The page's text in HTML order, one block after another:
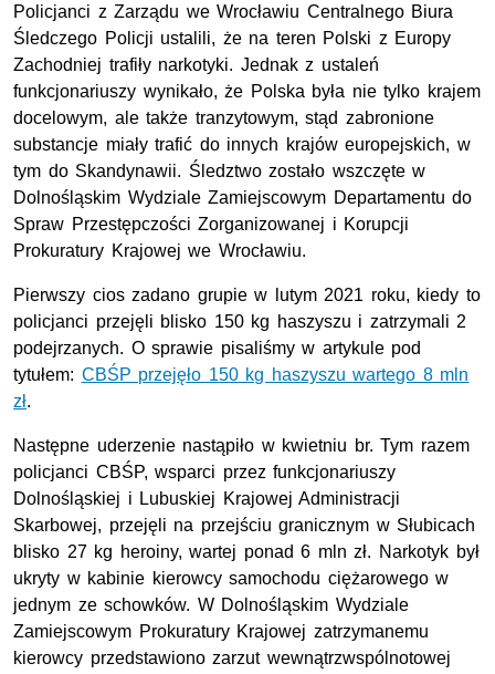
Policjanci z Zarządu we Wrocławiu Centralnego Biura
Śledczego Policji ustalili, że na teren Polski z Europy
Zachodniej trafiły narkotyki. Jednak z ustaleń
funkcjonariuszy wynikało, że Polska była nie tylko krajem
docelowym, ale także tranzytowym, stąd zabronione
substancje miały trafić do innych krajów europejskich, w
tym do Skandynawii. Śledztwo zostało wszczęte w
Dolnośląskim Wydziale Zamiejscowym Departamentu do
Spraw Przestępczości Zorganizowanej i Korupcji
Prokuratury Krajowej we Wrocławiu.
Pierwszy cios zadano grupie w lutym 2021 roku, kiedy to
policjanci przejęli blisko 150 kg haszyszu i zatrzymali 2
podejrzanych. O sprawie pisaliśmy w artykule pod
tytułem: CBŚP przejęło 150 kg haszyszu wartego 8 mln
zł.
Następne uderzenie nastąpiło w kwietniu br. Tym razem
policjanci CBŚP, wsparci przez funkcjonariuszy
Dolnośląskiej i Lubuskiej Krajowej Administracji
Skarbowej, przejęli na przejściu granicznym w Słubicach
blisko 27 kg heroiny, wartej ponad 6 mln zł. Narkotyk był
ukryty w kabinie kierowcy samochodu ciężarowego w
jednym ze schowków. W Dolnośląskim Wydziale
Zamiejscowym Prokuratury Krajowej zatrzymanemu
kierowcy przedstawiono zarzut wewnątrzwspólnotowej